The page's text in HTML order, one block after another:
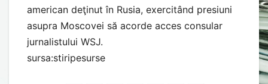
american deţinut în Rusia, exercitând presiuni
asupra Moscovei să acorde acces consular
jurnalistului WSJ.
sursa:stiripesurse